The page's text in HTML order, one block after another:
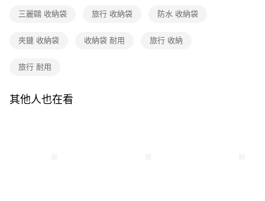
用戶於交易時，得透過本服務購買商品或服務，並由商店將買賣／分期付款
資料（包含姓名、電話或地址）提供予台灣大哥大進項蒐集、處理及利用，
3.完整用戶服務條款，請詳閱以下連結：
購買商品的店家。未經商家同意取消之訂單仍視為有效，需透過AFTEE先享
※ 交易是否成功請以「AFTEE先享後付 」之結帳頁面顯示為準，若有關於
是否繳費成功／繳費後需取消欲退款等相關疑問，請聯繫「AFTEE先享後付
易，需依本服務之必要範圍內提供個人資料，並將交易相關給付款項請求債
每筆NT$80，滿NT$699(含以上)免運費
付款後7-11取貨
三麗鷗 收納袋 旅行 收納袋 防水 收納袋
夾鏈 收納袋 收納袋 耐用 旅行 收納
旅行 耐用
其他人也在看